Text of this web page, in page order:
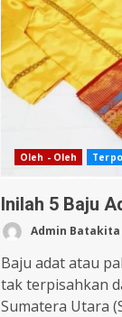
Oleh - Oleh
Inilah 5 Baju
Admin Batakita
Baju adat atau
tak terpisahkan
Sumatera Utara